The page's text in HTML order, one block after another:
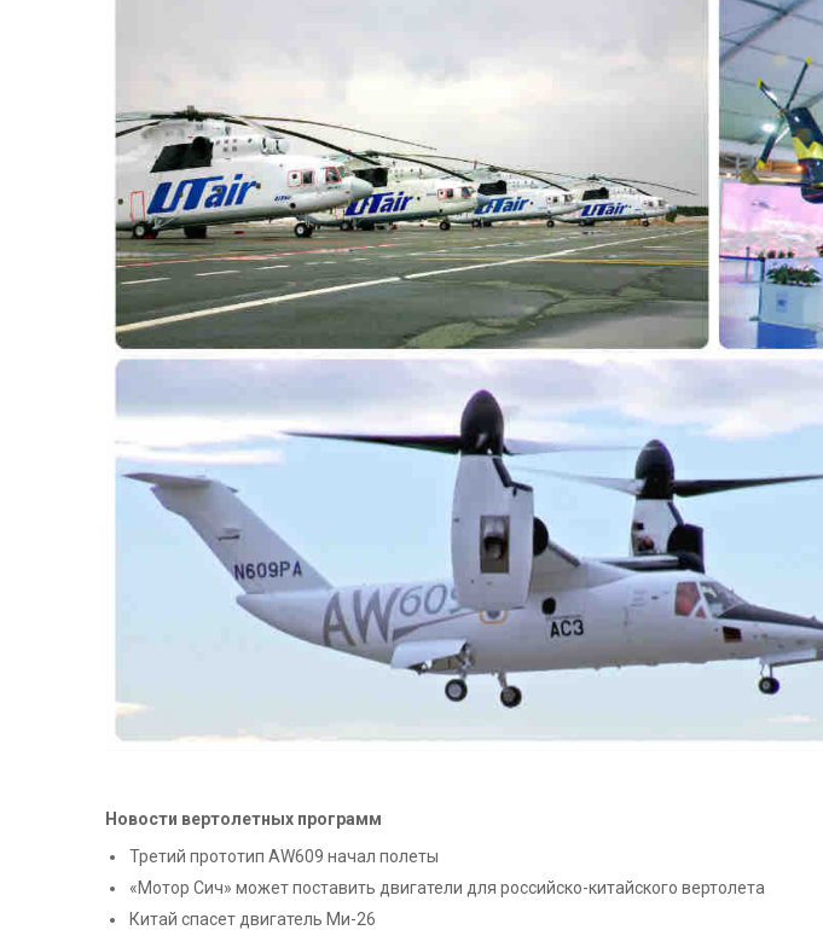
Новости вертолетных программ
Третий прототип AW609 начал полеты
«Мотор Сич» может поставить двигатели для российско-китайского вертолета
Китай спасет двигатель Ми-26